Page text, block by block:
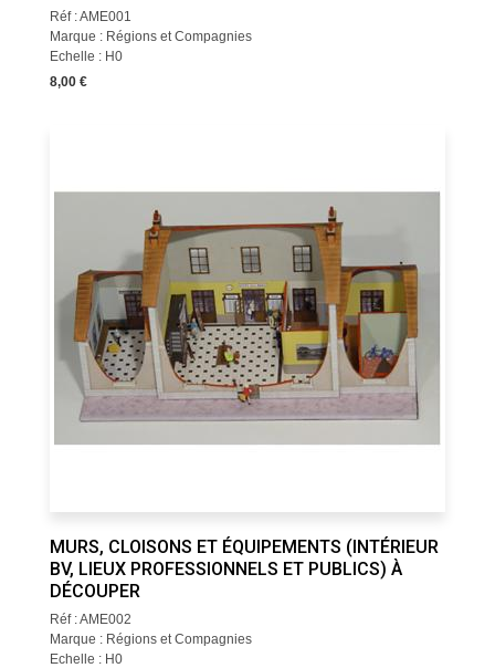
Réf : AME001
Marque : Régions et Compagnies
Echelle : H0
8,00 €
MURS, CLOISONS ET ÉQUIPEMENTS (INTÉRIEUR
BV, LIEUX PROFESSIONNELS ET PUBLICS) À
DÉCOUPER
Réf : AME002
Marque : Régions et Compagnies
Echelle : H0